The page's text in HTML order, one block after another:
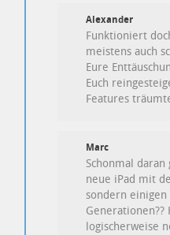
Alexander
Funktioniert
meistens auch
Eure
Euch
Features
Marc
Schonmal daran
neue iPad mit
sondern
Generationen??
logischerweise